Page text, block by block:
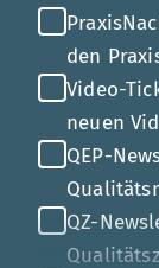
den
Video-
neuen
QEP-
QZ-